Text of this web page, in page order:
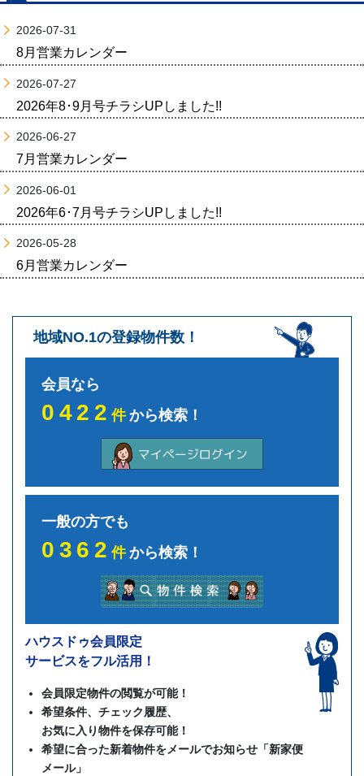
2026-07-31
8月営業カレンダー
2026-07-27
2026年8･9月号チラシUPしました!!
2026-06-27
7月営業カレンダー
2026-06-01
2026年6･7月号チラシUPしました!!
2026-05-28
6月営業カレンダー
地域NO.1の登録物件数！
会員なら
0422件から検索！
一般の方でも
0362件から検索！
ハウスドゥ会員限定
サービスをフル活用！
会員限定物件の閲覧が可能！
希望条件、チェック履歴、
お気に入り物件を保存可能！
希望に合った新着物件をメールでお知らせ「新家便
メール」